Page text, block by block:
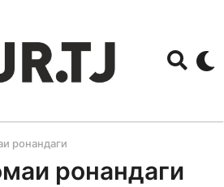
ронандаги
ронандаги